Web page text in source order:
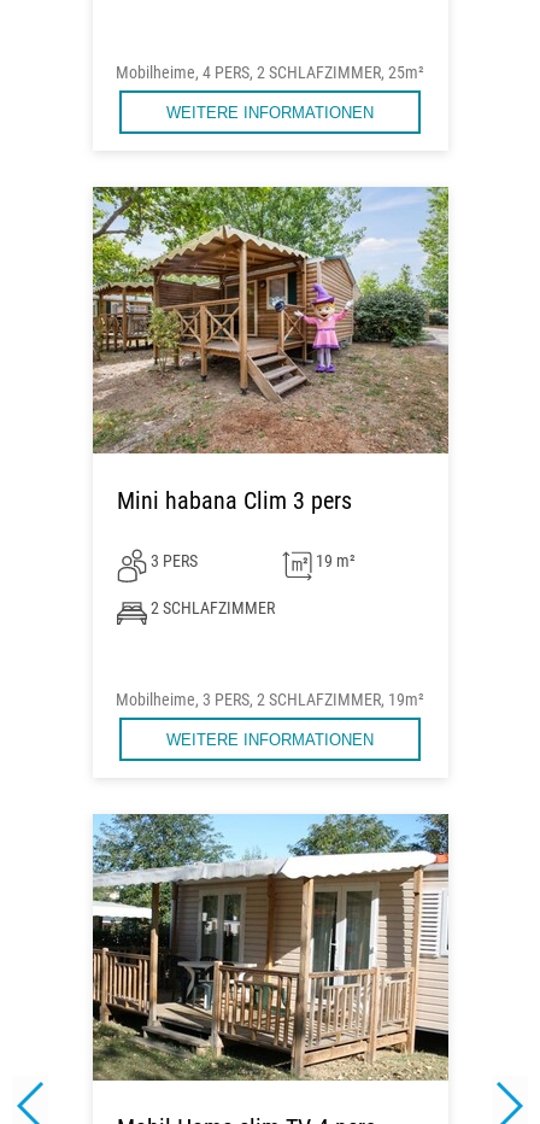
Mobilheime, 4 PERS, 2 SCHLAFZIMMER, 25m²
WEITERE INFORMATIONEN
Mini habana Clim 3 pers
3 PERS 19 m²
2 SCHLAFZIMMER
Mobilheime, 3 PERS, 2 SCHLAFZIMMER, 19m²
WEITERE INFORMATIONEN